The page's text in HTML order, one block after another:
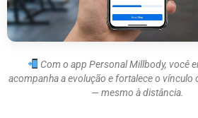
Com o app Personal Millbody, você
acompanha a evolução e fortalece o vínculo
— mesmo à distância.